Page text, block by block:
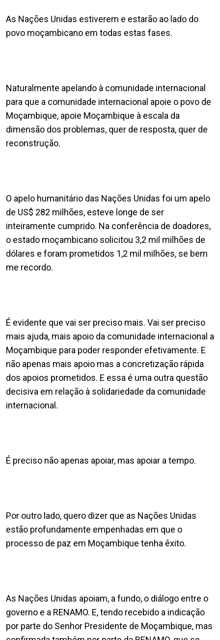
As Nações Unidas estiverem e estarão ao lado do
povo moçambicano em todas estas fases.
Naturalmente apelando à comunidade internacional
para que a comunidade internacional apoie o povo de
Moçambique, apoie Moçambique à escala da
dimensão dos problemas, quer de resposta, quer de
reconstrução.
O apelo humanitário das Nações Unidas foi um apelo
de US$ 282 milhões, esteve longe de ser
inteiramente cumprido. Na conferência de doadores,
o estado moçambicano solicitou 3,2 mil milhões de
dólares e foram prometidos 1,2 mil milhões, se bem
me recordo.
É evidente que vai ser preciso mais. Vai ser preciso
mais ajuda, mais apoio da comunidade internacional a
Moçambique para poder responder efetivamente. E
não apenas mais apoio mas a concretização rápida
dos apoios prometidos. E essa é uma outra questão
decisiva em relação à solidariedade da comunidade
internacional.
É preciso não apenas apoiar, mas apoiar a tempo.
Por outro lado, quero dizer que as Nações Unidas
estão profundamente empenhadas em que o
processo de paz em Moçambique tenha êxito.
As Nações Unidas apoiam, a fundo, o diálogo entre o
governo e a RENAMO. E, tendo recebido a indicação
por parte do Senhor Presidente de Moçambique, mas